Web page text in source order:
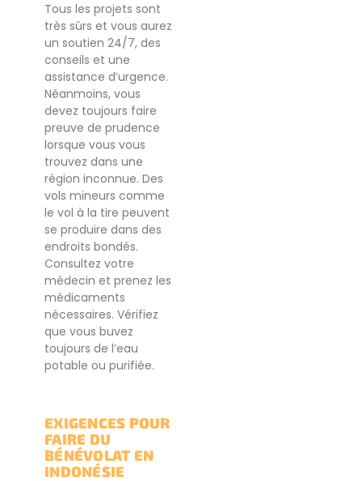
Tous les projets sont
très sûrs et vous aurez
un soutien 24/7, des
conseils et une
assistance d’urgence.
Néanmoins, vous
devez toujours faire
preuve de prudence
lorsque vous vous
trouvez dans une
région inconnue. Des
vols mineurs comme
le vol à la tire peuvent
se produire dans des
endroits bondés.
Consultez votre
médecin et prenez les
médicaments
nécessaires. Vérifiez
que vous buvez
toujours de l’eau
potable ou purifiée.
EXIGENCES POUR
FAIRE DU
BÉNÉVOLAT EN
INDONÉSIE